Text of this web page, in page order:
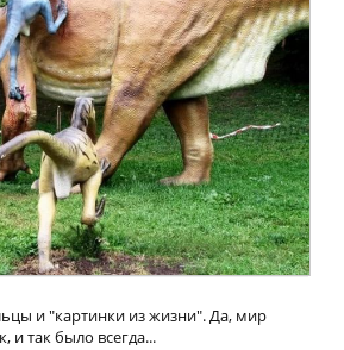
и "картинки из жизни". Да, мир
и так было всегда...